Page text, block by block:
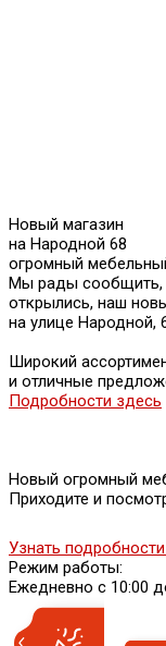
Новый магазин
на Народной 68
огромный
Мы рады сообщить,
открылись, наш
на улице Народной,
Широкий
и отличные
Подробности здесь
Новый огромный
Приходите и
Узнать подробности
Режим работы:
Ежедневно с 10:00